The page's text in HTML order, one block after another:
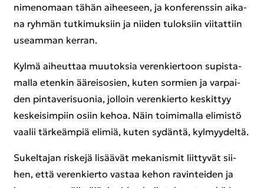
ni­me­no­maan tähän ai­hee­seen, ja kon­fe­rens­sin ai­ka­
na ryh­män tut­ki­muk­siin ja nii­den tu­lok­siin vii­tat­tiin
useam­man ker­ran.
Kylmä ai­heut­taa muu­tok­sia ve­ren­kier­toon su­pis­ta­
mal­la eten­kin ää­rei­so­sien, kuten sor­mien ja var­pai­
den pin­ta­ve­ri­suo­nia, jol­loin ve­ren­kier­to kes­kit­tyy
kes­kei­sim­piin osiin kehoa. Näin toi­mi­mal­la eli­mis­tö
vaa­lii tär­keäm­piä eli­miä, kuten sy­dän­tä, kyl­myy­del­tä.
Su­kel­ta­jan ris­ke­jä li­sää­vät me­ka­nis­mit liit­ty­vät sii­
hen, että ve­ren­kier­to vas­taa kehon ra­vin­tei­den ja